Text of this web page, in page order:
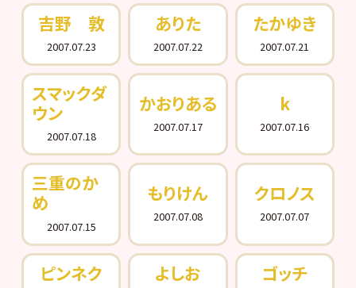
吉野 敦
2007.07.23
ありた
2007.07.22
たかゆき
2007.07.21
スマックダ
ウン
2007.07.18
かおりある
2007.07.17
k
2007.07.16
三重のか
め
2007.07.15
もりけん
2007.07.08
クロノス
2007.07.07
ピンネク よしお ゴッチ